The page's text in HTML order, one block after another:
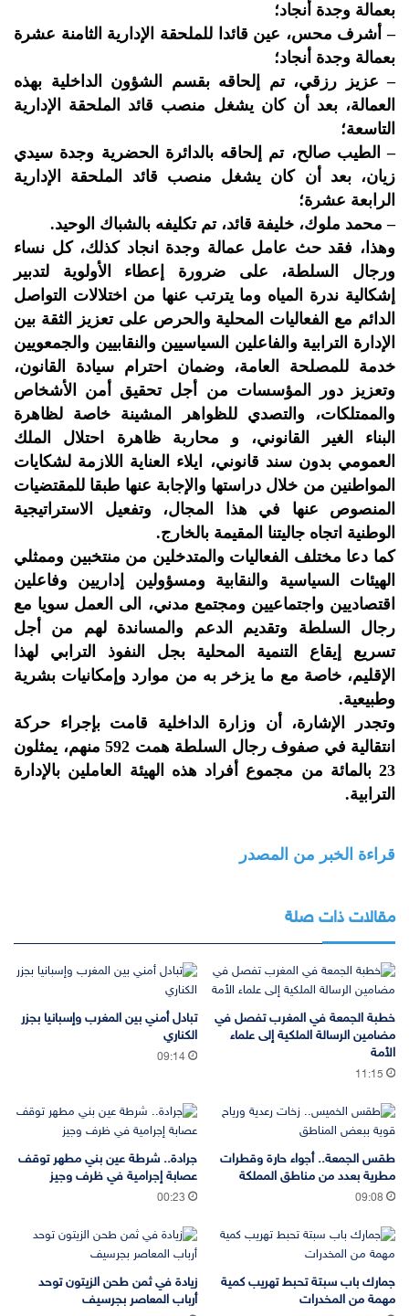
بعمالة وجدة أنجاد؛
– أشرف محس، عين قائدا للملحقة الإدارية الثامنة عشرة
بعمالة وجدة أنجاد؛
– عزيز رزقي، تم إلحاقه بقسم الشؤون الداخلية بهذه
العمالة، بعد أن كان يشغل منصب قائد الملحقة الإدارية
التاسعة؛
– الطيب صالح، تم إلحاقه بالدائرة الحضرية وجدة سيدي
زيان، بعد أن كان يشغل منصب قائد الملحقة الإدارية
الرابعة عشرة؛
– محمد ملوك، خليفة قائد، تم تكليفه بالشباك الوحيد.
وهذا، فقد حث عامل عمالة وجدة انجاد كذلك، كل نساء
ورجال السلطة، على ضرورة إعطاء الأولوية لتدبير
إشكالية ندرة المياه وما يترتب عنها من اختلالات التواصل
الدائم مع الفعاليات المحلية والحرص على تعزيز الثقة بين
الإدارة الترابية والفاعلين السياسيين والنقابيين والجمعويين
خدمة للمصلحة العامة، وضمان احترام سيادة القانون،
وتعزيز دور المؤسسات من أجل تحقيق أمن الأشخاص
والممتلكات، والتصدي للظواهر المشينة خاصة لظاهرة
البناء الغير القانوني، و محاربة ظاهرة احتلال الملك
العمومي بدون سند قانوني، ايلاء العناية اللازمة لشكايات
المواطنين من خلال دراستها والإجابة عنها طبقا للمقتضيات
المنصوص عنها في هذا المجال، وتفعيل الاستراتيجية
الوطنية اتجاه جاليتنا المقيمة بالخارج.
كما دعا مختلف الفعاليات والمتدخلين من منتخبين وممثلي
الهيئات السياسية والنقابية ومسؤولين إداريين وفاعلين
اقتصاديين واجتماعيين ومجتمع مدني، الى العمل سويا مع
رجال السلطة وتقديم الدعم والمساندة لهم من أجل
تسريع إيقاع التنمية المحلية بجل النفوذ الترابي لهذا
الإقليم، خاصة مع ما يزخر به من موارد وإمكانيات بشرية
وطبيعية.
وتجدر الإشارة، أن وزارة الداخلية قامت بإجراء حركة
انتقالية في صفوف رجال السلطة همت 592 منهم، يمثلون
23 بالمائة من مجموع أفراد هذه الهيئة العاملين بالإدارة
الترابية.
قراءة الخبر من المصدر
مقالات ذات صلة
خطبة الجمعة في المغرب تفصل في
مضامين الرسالة الملكية إلى علماء
الأمة
11:15
تبادل أمني بين المغرب وإسبانيا بجزر
الكناري
09:14
طقس الجمعة.. أجواء حارة وقطرات
مطرية بعدد من مناطق المملكة
09:08
جرادة.. شرطة عين بني مطهر توقف
عصابة إجرامية في ظرف وجيز
00:23
جمارك باب سبتة تحبط تهريب كمية
مهمة من المخدرات
زيادة في ثمن طحن الزيتون توحد
أرباب المعاصر بجرسيف